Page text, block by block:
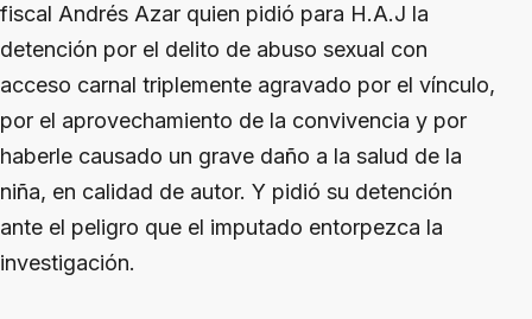
fiscal Andrés Azar quien pidió para H.A.J la
detención por el delito de abuso sexual con
acceso carnal triplemente agravado por el vínculo,
por el aprovechamiento de la convivencia y por
haberle causado un grave daño a la salud de la
niña, en calidad de autor. Y pidió su detención
ante el peligro que el imputado entorpezca la
investigación.